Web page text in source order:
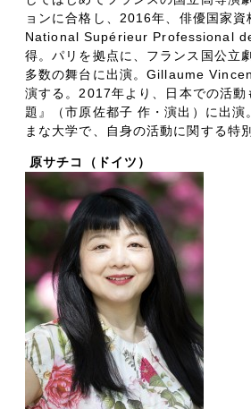
ョンに合格し、2016年、俳優国家
National Supérieur Professional
得。パリを拠点に、フランス国公立
多数の舞台に出演。Gillaume
演する。2017年より、日本での活動
題』（市原佐都子 作・演出）に出演
まな大学で、自身の活動に関する特
原サチコ（ドイツ）